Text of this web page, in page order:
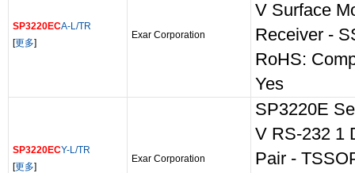
SP3220ECA-L/TR
[更多]
Exar Corporation
V Surface
Receiver -
RoHS:
Yes
SP3220ECY-L/TR
[更多]
Exar Corporation
SP3220E
V RS-232 1
Pair -